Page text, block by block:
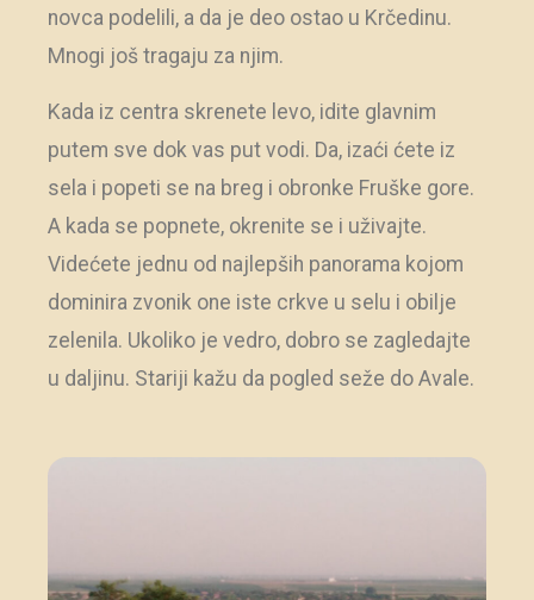
novca podelili, a da je deo ostao u Krčedinu.
Mnogi još tragaju za njim.
Kada iz centra skrenete levo, idite glavnim
putem sve dok vas put vodi. Da, izaći ćete iz
sela i popeti se na breg i obronke Fruške gore.
A kada se popnete, okrenite se i uživajte.
Videćete jednu od najlepših panorama kojom
dominira zvonik one iste crkve u selu i obilje
zelenila. Ukoliko je vedro, dobro se zagledajte
u daljinu. Stariji kažu da pogled seže do Avale.